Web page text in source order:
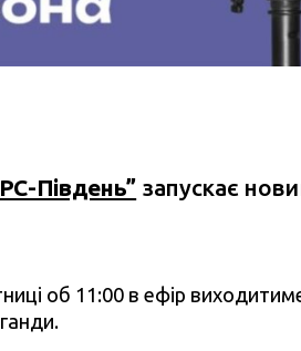
Південь” запускає
об 11:00 в ефір